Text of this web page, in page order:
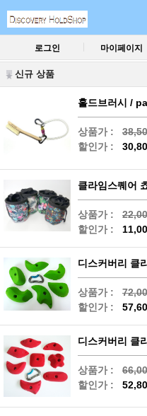
로그인 마이페이지
신규 상품
홀드브러시 /
상품가 :
할인가 :
클라임스퀘어
상품가 :
할인가 :
디스커버리 클
상품가 :
할인가 :
디스커버리 클
상품가 :
할인가 :